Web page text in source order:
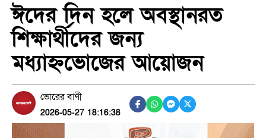
ঈদের দিন হলে অবস্থানরত
শিক্ষার্থীদের জন্য
মধ্যাহ্নভোজের আয়োজন
ভোরের বাণী
2026-05-27 18:16:38